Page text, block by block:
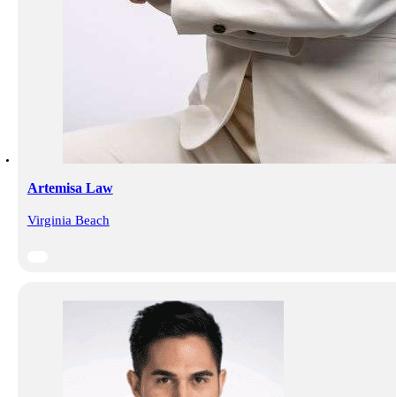
Artemisa Law
Virginia Beach